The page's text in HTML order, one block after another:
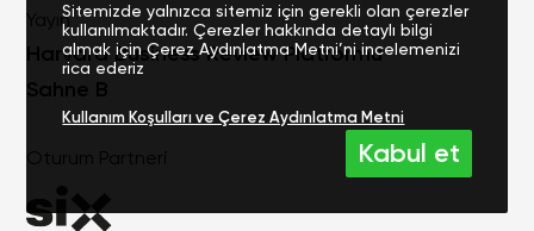
Yayın
Harvard Business Review Platformu
Sahne B
Oturum Partneri
Sitemizde yalnızca sitemiz için gerekli olan çerezler
kullanılmaktadır. Çerezler hakkında detaylı bilgi
almak için Çerez Aydınlatma Metni’ni incelemenizi
rica ederiz
Kullanım Koşulları ve Çerez Aydınlatma Metni
Kabul et